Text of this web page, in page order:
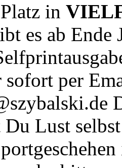
in
es ab Ende
sofort per
Du Lust